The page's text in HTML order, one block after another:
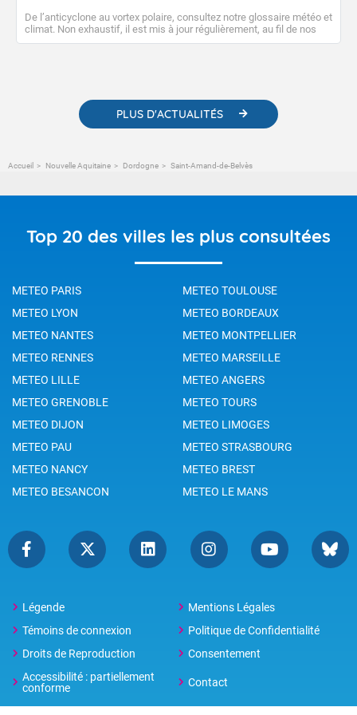
De l’anticyclone au vortex polaire, consultez notre glossaire météo et
climat. Non exhaustif, il est mis à jour régulièrement, au fil de nos
publications. Vous y trouverez également des liens utiles vers nos
PLUS D'ACTUALITÉS
Accueil Nouvelle Aquitaine Dordogne Saint-Amand-de-Belvès
Top 20 des villes les plus consultées
METEO PARIS
METEO TOULOUSE
METEO LYON
METEO BORDEAUX
METEO NANTES
METEO MONTPELLIER
METEO RENNES
METEO MARSEILLE
METEO LILLE
METEO ANGERS
METEO GRENOBLE
METEO TOURS
METEO DIJON
METEO LIMOGES
METEO PAU
METEO STRASBOURG
METEO NANCY
METEO BREST
METEO BESANCON
METEO LE MANS
Légende
Mentions Légales
Témoins de connexion
Politique de Confidentialité
Droits de Reproduction
Consentement
Accessibilité : partiellement
conforme
Contact